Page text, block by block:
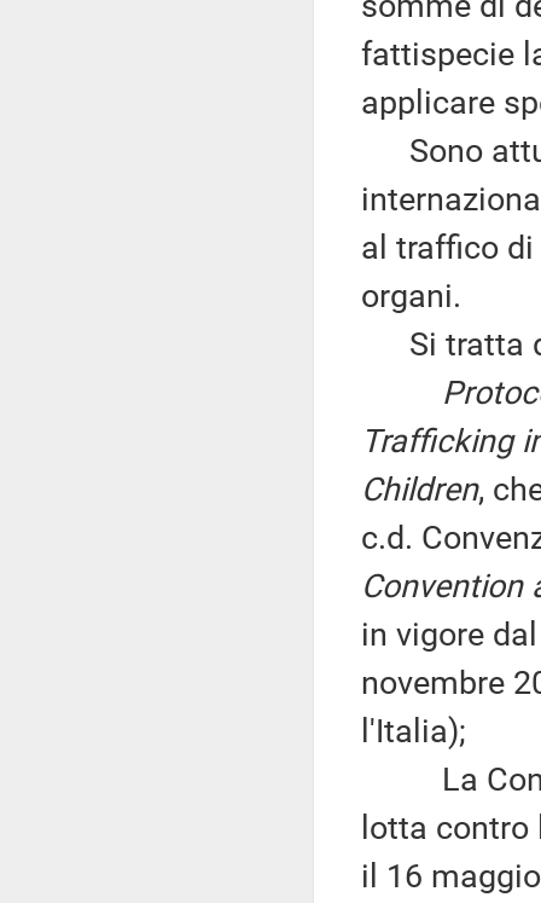
fattispecie
applicare
Sono
al traffico
organi.
Si tratta
Trafficking
Children,
c.d.
Convention
in vigore
novembre
l'Italia);
La
lotta
il 16